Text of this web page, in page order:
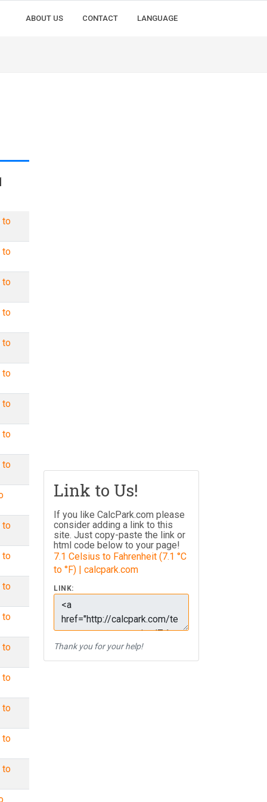
ABOUT US CONTACT LANGUAGE
to
to
to
to
to
to
to
to
to
to
to
to
to
to
to
to
to
to
Link to Us!
If you like CalcPark.com please
consider adding a link to this
site. Just copy-paste the link or
html code below to your page!
7.1 Celsius to Fahrenheit (7.1 °C
to °F) | calcpark.com
LINK:
Thank you for your help!